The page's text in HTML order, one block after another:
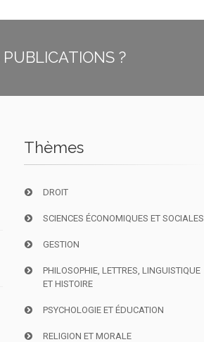
?
Thèmes
DROIT
SCIENCES ÉCONOMIQUES ET SOCIALES
GESTION
PHILOSOPHIE, LETTRES, LINGUISTIQUE
ET HISTOIRE
PSYCHOLOGIE ET ÉDUCATION
RELIGION ET MORALE